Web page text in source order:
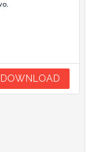
DOWNLOAD